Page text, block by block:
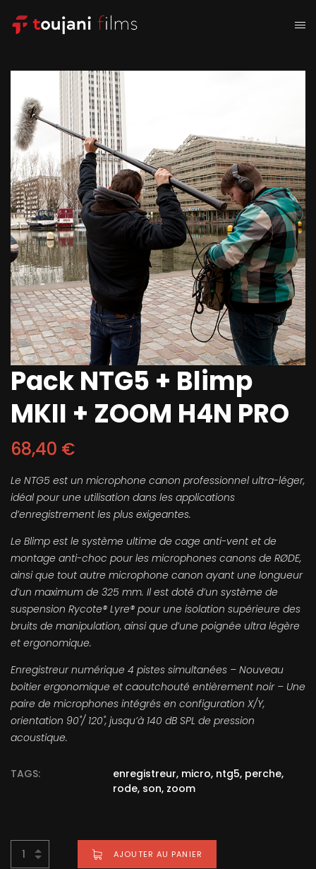
Pack NTG5 + Blimp
MKII + ZOOM H4N PRO
68,40 €
Le NTG5 est un microphone canon professionnel ultra-léger,
idéal pour une utilisation dans les applications
d’enregistrement les plus exigeantes.
Le Blimp est le système ultime de cage anti-vent et de
montage anti-choc pour les microphones canons de RØDE,
ainsi que tout autre microphone canon ayant une longueur
d’un maximum de 325 mm. Il est doté d’un système de
suspension Rycote® Lyre® pour une isolation supérieure des
bruits de manipulation, ainsi que d’une poignée ultra légère
et ergonomique.
Enregistreur numérique 4 pistes simultanées – Nouveau
boitier ergonomique et caoutchouté entièrement noir – Une
paire de microphones intégrés en configuration X/Y,
orientation 90˚/ 120˚, jusqu’à 140 dB SPL de pression
acoustique.
TAGS: enregistreur, micro, ntg5, perche,
rode, son, zoom
AJOUTER AU PANIER